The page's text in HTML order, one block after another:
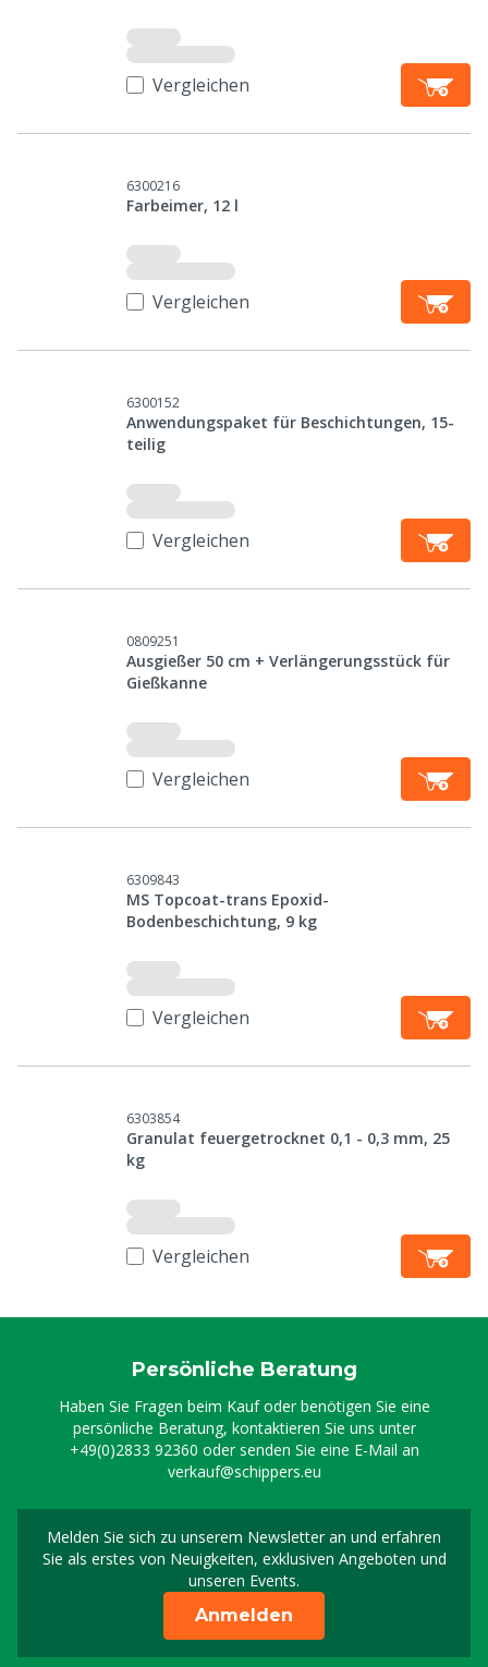
Vergleichen
6300216
Farbeimer, 12 l
Vergleichen
6300152
Anwendungspaket für Beschichtungen, 15-
teilig
Vergleichen
0809251
Ausgießer 50 cm + Verlängerungsstück für
Gießkanne
Vergleichen
6309843
MS Topcoat-trans Epoxid-
Bodenbeschichtung, 9 kg
Vergleichen
6303854
Granulat feuergetrocknet 0,1 - 0,3 mm, 25
kg
Vergleichen
Persönliche Beratung
Haben Sie Fragen beim Kauf oder benötigen Sie eine
persönliche Beratung, kontaktieren Sie uns unter
+49(0)2833 92360 oder senden Sie eine E-Mail an
verkauf@schippers.eu
Melden Sie sich zu unserem Newsletter an und erfahren
Sie als erstes von Neuigkeiten, exklusiven Angeboten und
unseren Events.
Melden Sie sich für
Anmelden